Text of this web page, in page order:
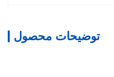
توضیحات محصول